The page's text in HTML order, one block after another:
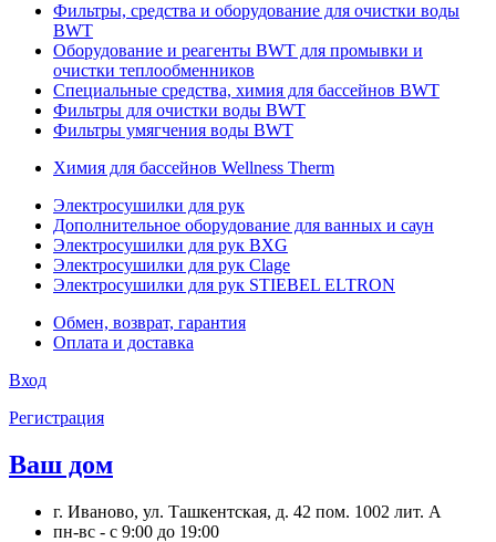
Фильтры, средства и оборудование для очистки воды
BWT
Оборудование и реагенты BWT для промывки и
очистки теплообменников
Специальные средства, химия для бассейнов BWT
Фильтры для очистки воды BWT
Фильтры умягчения воды BWT
Химия для бассейнов Wellness Therm
Электросушилки для рук
Дополнительное оборудование для ванных и саун
Электросушилки для рук BXG
Электросушилки для рук Clage
Электросушилки для рук STIEBEL ELTRON
Обмен, возврат, гарантия
Оплата и доставка
Вход
Регистрация
Ваш дом
г. Иваново, ул. Ташкентская, д. 42 пом. 1002 лит. А
пн-вс - с 9:00 до 19:00